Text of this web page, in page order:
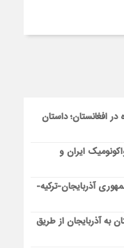
افغانستان؛ داستان
ایران و
آذربایجان-ترکیه-
به آذربایجان از طریق